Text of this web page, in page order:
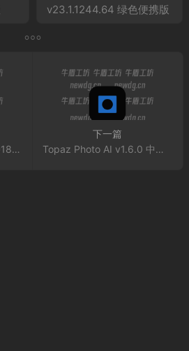
v23.1.1244.64 绿色便携版
360安全浏览器 v16.1.6018.64 去广告绿色便携版
下一篇
Topaz Photo AI v1.6.0 中文特别版：AI时代的照片增强利器